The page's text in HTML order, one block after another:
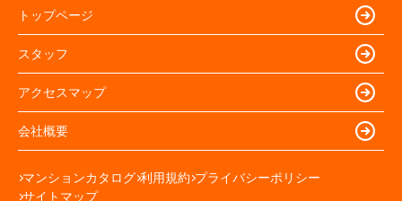
トップページ
スタッフ
アクセスマップ
会社概要
マンションカタログ 利用規約 プライバシーポリシー
サイトマップ